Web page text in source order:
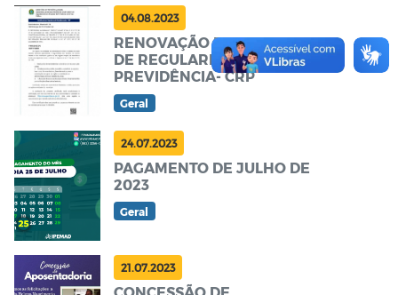
04.08.2023
RENOVAÇÃO DO CERTIFICADO
DE REGULARIDADE
PREVIDÊNCIA- CRP
Geral
24.07.2023
PAGAMENTO DE JULHO DE
2023
Geral
21.07.2023